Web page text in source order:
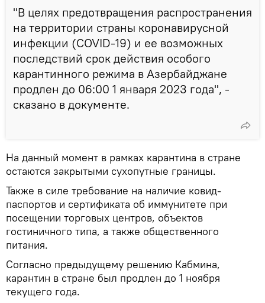
"В целях предотвращения распространения
на территории страны коронавирусной
инфекции (COVID-19) и ее возможных
последствий срок действия особого
карантинного режима в Азербайджане
продлен до 06:00 1 января 2023 года", -
сказано в документе.
На данный момент в рамках карантина в стране
остаются закрытыми сухопутные границы.
Также в силе требование на наличие ковид-
паспортов и сертификата об иммунитете при
посещении торговых центров, объектов
гостиничного типа, а также общественного
питания.
Согласно предыдущему решению Кабмина,
карантин в стране был продлен до 1 ноября
текущего года.